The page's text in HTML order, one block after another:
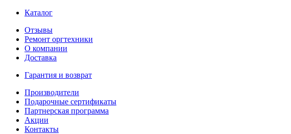
Каталог
Отзывы
Ремонт оргтехники
О компании
Доставка
Гарантия и возврат
Производители
Подарочные сертификаты
Партнерская программа
Акции
Контакты